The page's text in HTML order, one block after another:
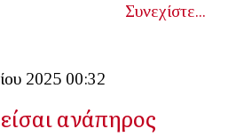
Συνεχίστε...
2025 00:32
ανάπηρος